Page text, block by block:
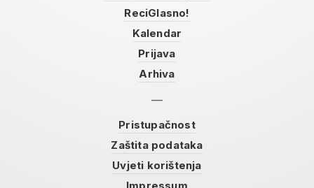
ReciGlasno!
Kalendar
Prijava
Arhiva
Pristupačnost
Zaštita podataka
Uvjeti korištenja